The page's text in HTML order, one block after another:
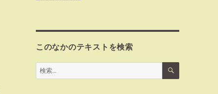
このなかのテキストを検索
検
索:
検